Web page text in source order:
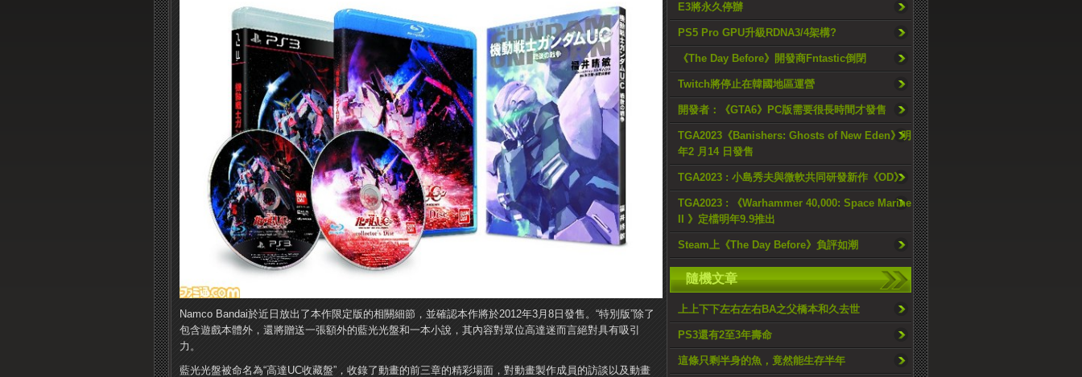
E3將永久停辦
PS5 Pro GPU升級RDNA3/4架構?
《The Day Before》開發商Fntastic倒閉
Twitch將停止在韓國地區運營
開發者：《GTA6》PC版需要很長時間才發售
TGA2023《Banishers: Ghosts of New Eden》明
年2 月14 日發售
TGA2023 : 小島秀夫與微軟共同研發新作《OD》
TGA2023 : 《Warhammer 40,000: Space Marine
II 》定檔明年9.9推出
Steam上《The Day Before》負評如潮
隨機文章
上上下下左右左右BA之父橋本和久去世
PS3還有2至3年壽命
這條只剩半身的魚，竟然能生存半年
Namco Bandai於近日放出了本作限定版的相關細節，並確認本作將於2012年3月8日發售。“特別版”除了
包含遊戲本體外，還將贈送一張額外的藍光光盤和一本小說，其內容對眾位高達迷而言絕對具有吸引
力。
藍光光盤被命名為“高達UC收藏盤”，收錄了動畫的前三章的精彩場面，對動畫製作成員的訪談以及動畫